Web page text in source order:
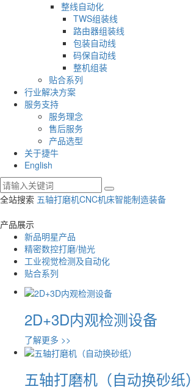
整线自动化
TWS组装线
路由器组装线
包装自动线
码保自动线
整机组装
贴合系列
行业解决方案
服务支持
服务理念
售后服务
产品选型
关于捷牛
English
全站搜索 五轴打磨机CNC机床智能制造装备
产品展示
新品明星产品
精密数控打磨/抛光
工业视觉检测及自动化
贴合系列
2D+3D内观检测设备
了解更多 >>
五轴打磨机（自动换砂纸）